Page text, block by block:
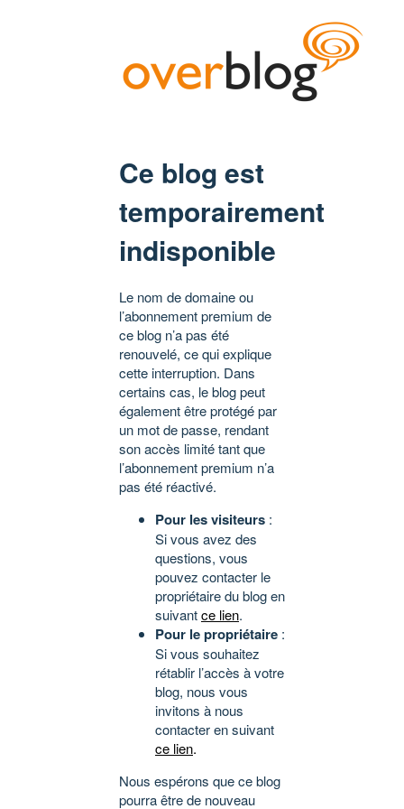
Ce blog est
temporairement
indisponible
Le nom de domaine ou
l’abonnement premium de
ce blog n’a pas été
renouvelé, ce qui explique
cette interruption. Dans
certains cas, le blog peut
également être protégé par
un mot de passe, rendant
son accès limité tant que
l’abonnement premium n’a
pas été réactivé.
Pour les visiteurs :
Si vous avez des
questions, vous
pouvez contacter le
propriétaire du blog en
suivantce lien.
Pour le propriétaire :
Si vous souhaitez
rétablir l’accès à votre
blog, nous vous
invitons à nous
contacter en suivant
ce lien.
Nous espérons que ce blog
pourra être de nouveau